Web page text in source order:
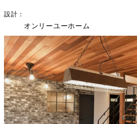
設計
オンリーユーホーム